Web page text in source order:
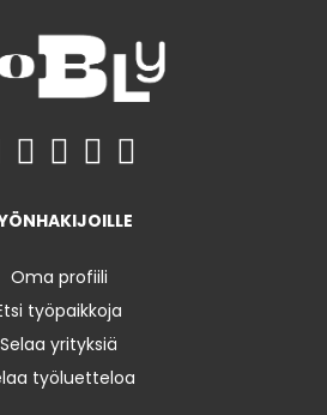
Oma profiili
työpaikkoja
Selaa yrityksiä
työluetteloa